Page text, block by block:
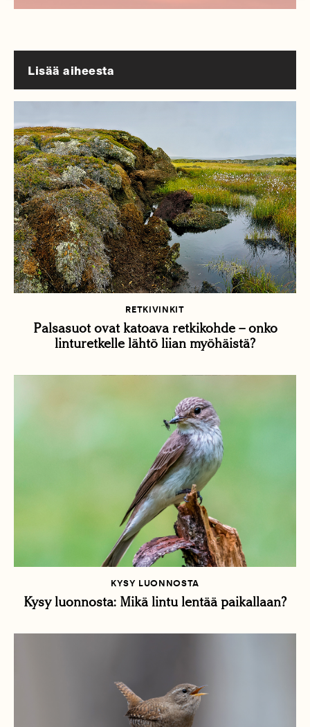
Lisää aiheesta
RETKIVINKIT
Palsasuot ovat katoava retkikohde – onko
linturetkelle lähtö liian myöhäistä?
KYSY LUONNOSTA
Kysy luonnosta: Mikä lintu lentää paikallaan?